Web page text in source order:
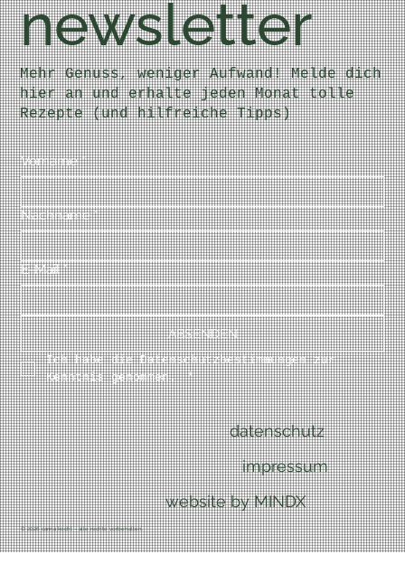
newsletter
Mehr Genuss, weniger Aufwand! Melde dich
hier an und erhalte jeden Monat tolle
Rezepte (und hilfreiche Tipps)
Vorname *
Nachname *
E-Mail *
ABSENDEN
Ich habe die Datenschutzbestimmungen zur
Kenntnis genommen. *
datenschutz
impressum
website by MINDX
© 2026 carina kocht – alle rechte vorbehalten.